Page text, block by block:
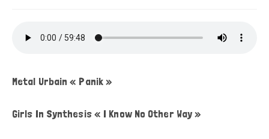
Metal Urbain « Panik »
Girls In Synthesis « I Know No Other Way »